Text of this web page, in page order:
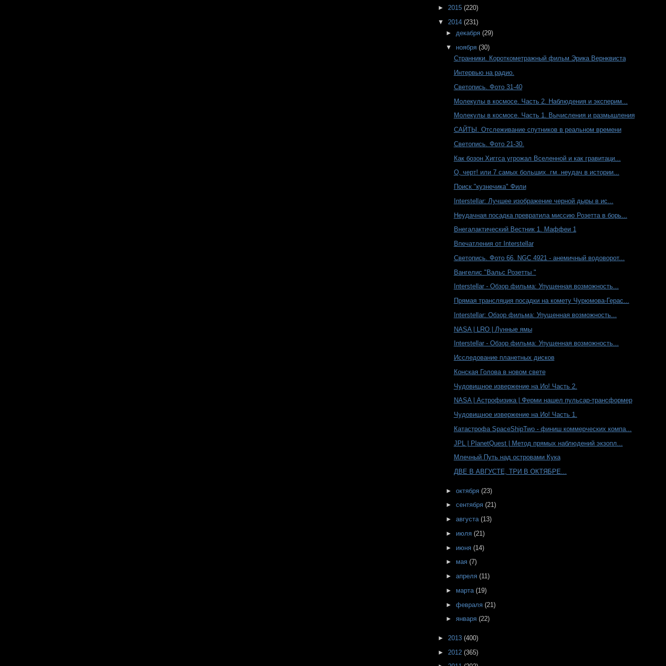
►2015(220)
▼2014(231)
► декабря (29)
▼ ноября (30)
Странники. Короткометражный фильм Эрика Вернквиста
Интервью на радио.
Светопись. Фото 31-40
Молекулы в космосе. Часть 2. Наблюдения и эксперим...
Молекулы в космосе. Часть 1. Вычисления и размышления
САЙТЫ. Отслеживание спутников в реальном времени
Светопись. Фото 21-30.
Как бозон Хиггса угрожал Вселенной и как гравитаци...
О, черт! или 7 самых больших..гм..неудач в истории...
Поиск "кузнечика" Фили
Interstellar: Лучшее изображение черной дыры в ис...
Неудачная посадка превратила миссию Розетта в борь...
Внегалактический Вестник 1. Маффеи 1
Впечатления от Interstellar
Светопись. Фото 66. NGC 4921 - анемичный водоворот...
Вангелис "Вальс Розетты "
Interstellar - Обзор фильма: Упущенная возможность...
Прямая трансляция посадки на комету Чурюмова-Герас...
Interstellar: Обзор фильма: Упущенная возможность...
NASA | LRO | Лунные ямы
Interstellar - Обзор фильма: Упущенная возможность...
Исследование планетных дисков
Конская Голова в новом свете
Чудовищное извержение на Ио! Часть 2.
NASA | Астрофизика | Ферми нашел пульсар-трансформер
Чудовищное извержение на Ио! Часть 1.
Катастрофа SpaceShipTwo - финиш коммерческих компа...
JPL | PlanetQuest | Метод прямых наблюдений экзопл...
Млечный Путь над островами Кука
ДВЕ В АВГУСТЕ, ТРИ В ОКТЯБРЕ...
► октября (23)
► сентября (21)
► августа (13)
► июля (21)
► июня (14)
► мая (7)
► апреля (11)
► марта (19)
► февраля (21)
► января (22)
► 2013(400)
► 2012(365)